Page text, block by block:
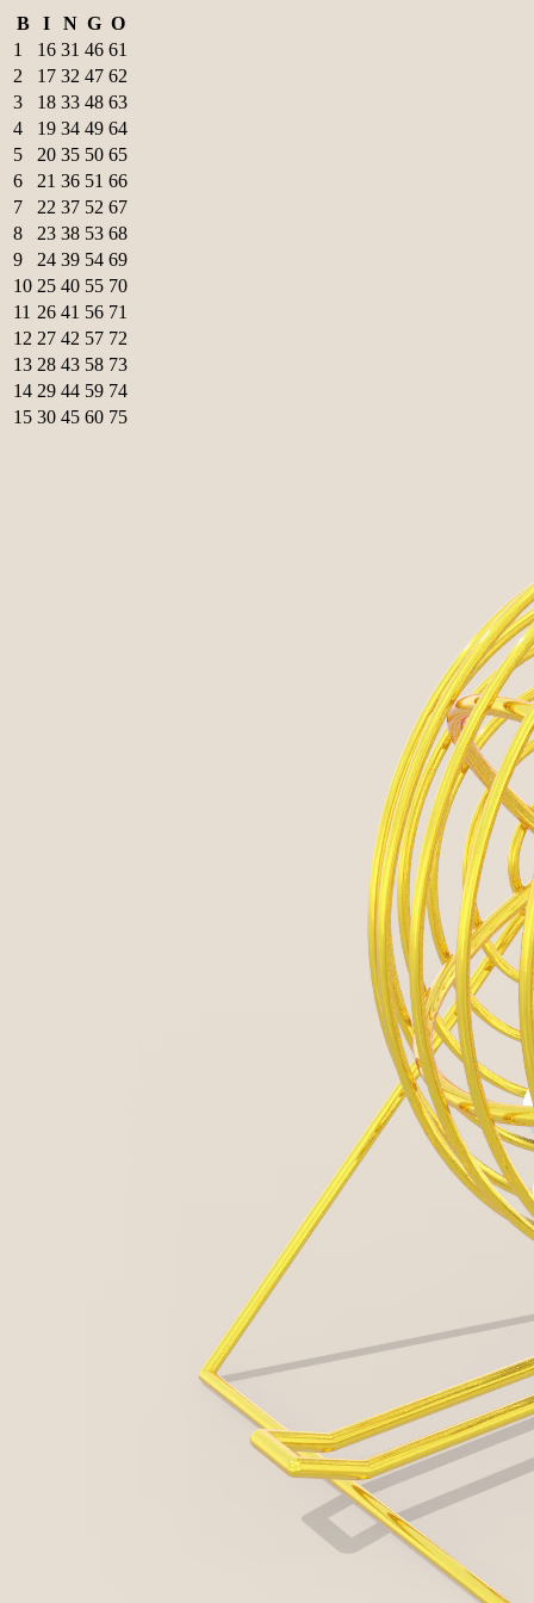
B I N G O
1
16 31 46 61
2
17 32 47 62
3
18 33 48 63
4
19 34 49 64
5
20 35 50 65
6
21 36 51 66
7
22 37 52 67
8
23 38 53 68
9
24 39 54 69
10 25 40 55 70
11 26 41 56 71
12 27 42 57 72
13 28 43 58 73
14 29 44 59 74
15 30 45 60 75